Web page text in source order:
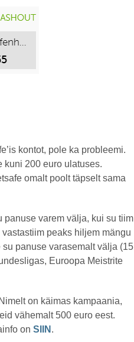
kontot, pole ka probleemi.
kuni 200 euro ulatuses.
omalt poolt täpselt sama
panuse varem välja, kui su tiim
peaks hiljem mängu
panuse varasemalt välja (15
Euroopa Meistrite
on käimas kampaania,
vähemalt 500 euro eest.
on SIIN .